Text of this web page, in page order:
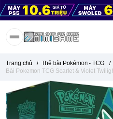
Trang chủ / Thẻ bài Pokémon - TCG
/
Bài Pokemon TCG Scarlet & Violet